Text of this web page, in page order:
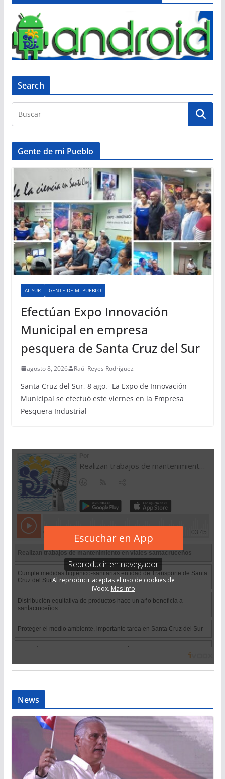
Search
Gente de mi Pueblo
AL SUR GENTE DE MI PUEBLO
Efectúan Expo Innovación
Municipal en empresa
pesquera de Santa Cruz del Sur
agosto 8, 2026 Raúl Reyes Rodríguez
Santa Cruz del Sur, 8 ago.- La Expo de Innovación
Municipal se efectuó este viernes en la Empresa
Pesquera Industrial
News